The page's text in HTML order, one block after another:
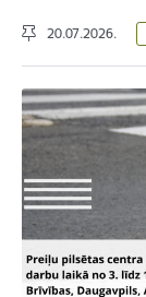
20.07.2026.